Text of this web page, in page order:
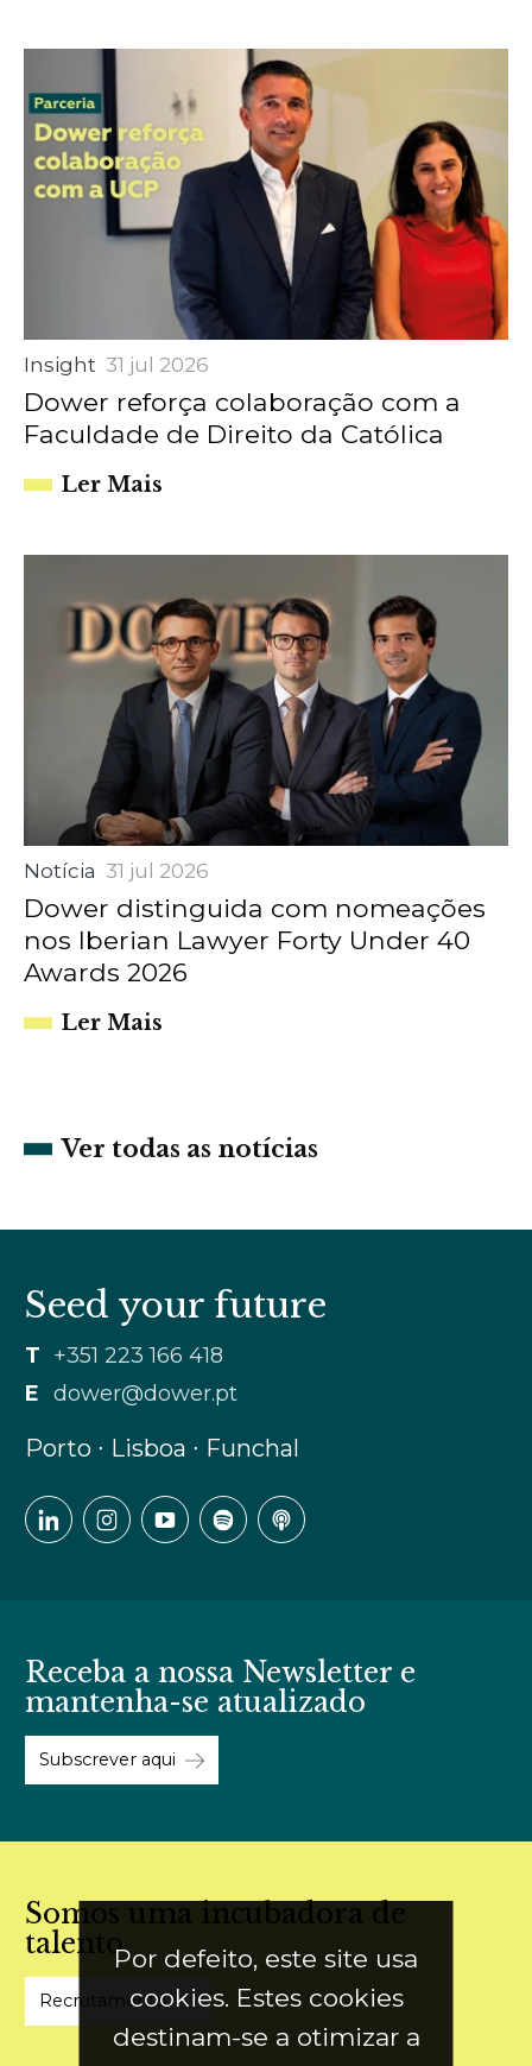
Insight 31 jul 2026
Dower reforça colaboração com a
Faculdade de Direito da Católica
Ler Mais
Notícia 31 jul 2026
Dower distinguida com nomeações
nos Iberian Lawyer Forty Under 40
Awards 2026
Ler Mais
Ver todas as notícias
Seed your future
T +351 223 166 418
E
dower@dower.pt
Porto ∙ Lisboa ∙ Funchal
Receba a nossa Newsletter e
mantenha-se atualizado
Subscrever aqui
Somos uma incubadora de
talento
Recrutamento
Por defeito, este site usa
cookies. Estes cookies
destinam-se a otimizar a